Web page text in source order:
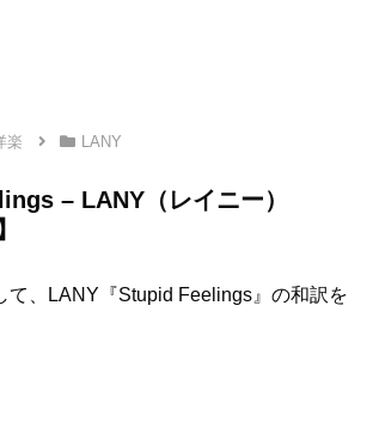
楽 LANY
– LANY（レイニー）
て、LANY『Stupid Feelings』の和訳を